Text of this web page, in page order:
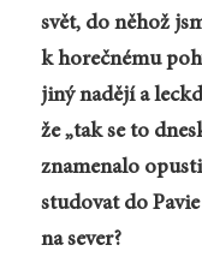
svět, do něhož
k horečnému
jiný nadějí a
že „tak se to
znamenalo
studovat do
na sever?